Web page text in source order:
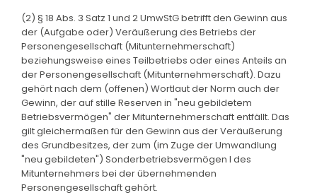
(2) § 18 Abs. 3 Satz 1 und 2 UmwStG betrifft den Gewinn aus
der (Aufgabe oder) Veräußerung des Betriebs der
Personengesellschaft (Mitunternehmerschaft)
beziehungsweise eines Teilbetriebs oder eines Anteils an
der Personengesellschaft (Mitunternehmerschaft). Dazu
gehört nach dem (offenen) Wortlaut der Norm auch der
Gewinn, der auf stille Reserven in "neu gebildetem
Betriebsvermögen" der Mitunternehmerschaft entfällt. Das
gilt gleichermaßen für den Gewinn aus der Veräußerung
des Grundbesitzes, der zum (im Zuge der Umwandlung
"neu gebildeten") Sonderbetriebsvermögen I des
Mitunternehmers bei der übernehmenden
Personengesellschaft gehört.